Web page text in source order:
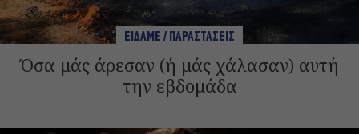
ΕΙΔΑΜΕ / ΠΑΡΑΣΤΑΣΕΙΣ
Όσα μάς άρεσαν (ή μάς χάλασαν) αυτή
την εβδομάδα